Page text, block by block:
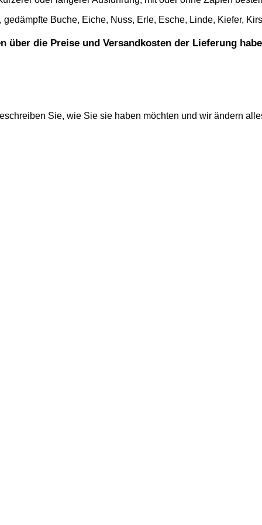
Buche, Eiche, Nuss, Erle, Esche, Linde, Kiefer,
über die Preise und Versandkosten der Lieferung
Sie, wie Sie sie haben möchten und wir ändern